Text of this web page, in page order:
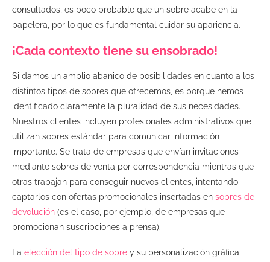
consultados, es poco probable que un sobre acabe en la
papelera, por lo que es fundamental cuidar su apariencia.
¡Cada contexto tiene su ensobrado!
Si damos un amplio abanico de posibilidades en cuanto a los
distintos tipos de sobres que ofrecemos, es porque hemos
identificado claramente la pluralidad de sus necesidades.
Nuestros clientes incluyen profesionales administrativos que
utilizan sobres estándar para comunicar información
importante. Se trata de empresas que envían invitaciones
mediante sobres de venta por correspondencia mientras que
otras trabajan para conseguir nuevos clientes, intentando
captarlos con ofertas promocionales insertadas en sobres de
devolución (es el caso, por ejemplo, de empresas que
promocionan suscripciones a prensa).
La elección del tipo de sobre y su personalización gráfica